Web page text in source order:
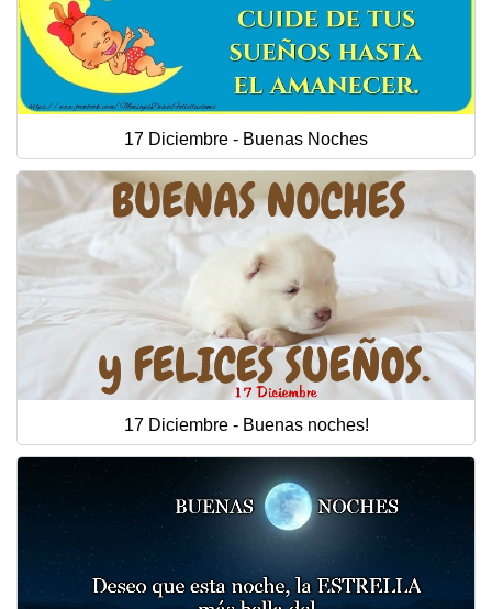
17 Diciembre - Buenas Noches
17 Diciembre - Buenas noches!